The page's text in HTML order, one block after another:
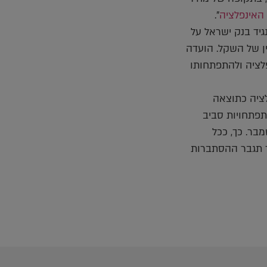
האינפלציה".
בנק ישראל על
של השקל. הועדה
ולהתפתחותו
כתוצאה
סביב
כך, ככל
תגבר ההסתברות